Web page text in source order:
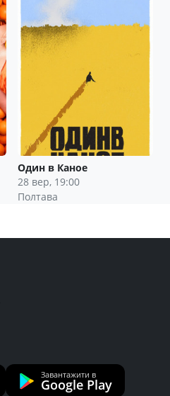
Один в Каное
28 вер, 19:00
Полтава
Завантажити в
Google Play